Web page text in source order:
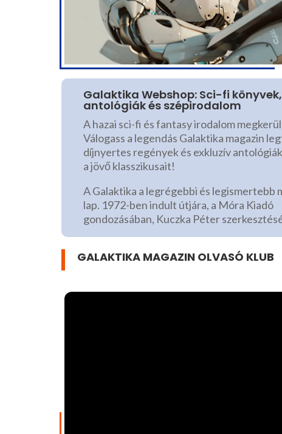
Galaktika Webshop: Sci-fi
antológiák és szépirodalom
A hazai sci-fi és fantasy irodalom
Válogass a legendás Galaktika magazin
díjnyertes regények és exkluzív
a jövő klasszikusait!
A Galaktika a legrégebbi és legismertebb
lap. 1972-ben indult útjára, a Móra Kiadó
gondozásában, Kuczka Péter
GALAKTIKA MAGAZIN OLVASÓ KLUB